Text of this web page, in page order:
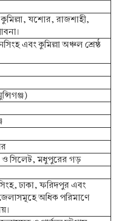
যশোর, রাজশাহী,
এবং কুমিল্লা অঞ্চল শ্রেষ্ঠ
ও সিলেট, মধুপুরের গড়
ঢাকা, ফরিদপুর এবং
অধিক পরিমাণে